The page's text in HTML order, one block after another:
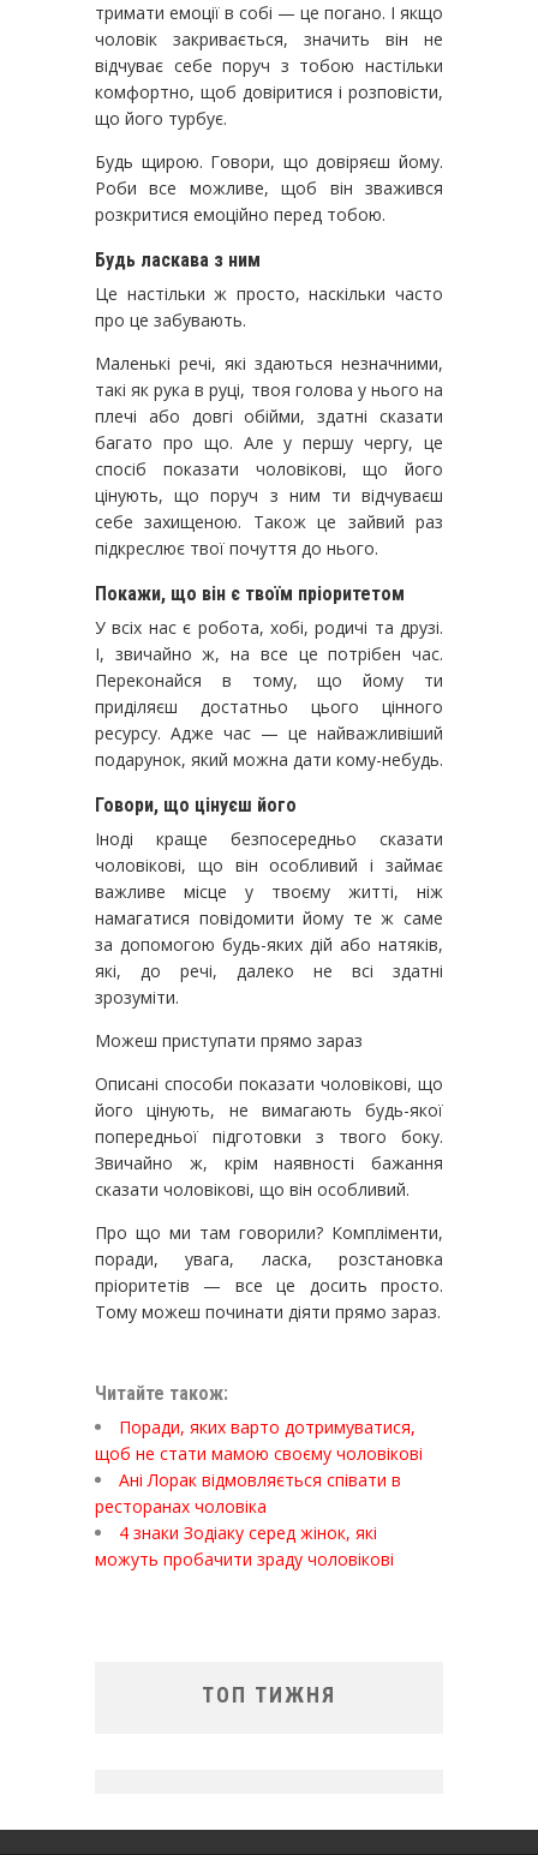
тримати емоції в собі — це погано. І якщо
чоловік закривається, значить він не
відчуває себе поруч з тобою настільки
комфортно, щоб довіритися і розповісти,
що його турбує.
Будь щирою. Говори, що довіряєш йому.
Роби все можливе, щоб він зважився
розкритися емоційно перед тобою.
Будь ласкава з ним
Це настільки ж просто, наскільки часто
про це забувають.
Маленькі речі, які здаються незначними,
такі як рука в руці, твоя голова у нього на
плечі або довгі обійми, здатні сказати
багато про що. Але у першу чергу, це
спосіб показати чоловікові, що його
цінують, що поруч з ним ти відчуваєш
себе захищеною. Також це зайвий раз
підкреслює твої почуття до нього.
Покажи, що він є твоїм пріоритетом
У всіх нас є робота, хобі, родичі та друзі.
І, звичайно ж, на все це потрібен час.
Переконайся в тому, що йому ти
приділяєш достатньо цього цінного
ресурсу. Адже час — це найважливіший
подарунок, який можна дати кому-небудь.
Говори, що цінуєш його
Іноді краще безпосередньо сказати
чоловікові, що він особливий і займає
важливе місце у твоєму житті, ніж
намагатися повідомити йому те ж саме
за допомогою будь-яких дій або натяків,
які, до речі, далеко не всі здатні
зрозуміти.
Можеш приступати прямо зараз
Описані способи показати чоловікові, що
його цінують, не вимагають будь-якої
попередньої підготовки з твого боку.
Звичайно ж, крім наявності бажання
сказати чоловікові, що він особливий.
Про що ми там говорили? Компліменти,
поради, увага, ласка, розстановка
пріоритетів — все це досить просто.
Тому можеш починати діяти прямо зараз.
Читайте також:
Поради, яких варто дотримуватися,
щоб не стати мамою своєму чоловікові
Ані Лорак відмовляється співати в
ресторанах чоловіка
4 знаки Зодіаку серед жінок, які
можуть пробачити зраду чоловікові
ТОП ТИЖНЯ